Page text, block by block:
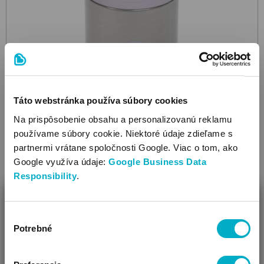
Táto webstránka používa súbory cookies
Na prispôsobenie obsahu a personalizovanú reklamu
používame súbory cookie. Niektoré údaje zdieľame s
partnermi vrátane spoločnosti Google. Viac o tom, ako
Google využíva údaje: Google Business Data
Responsibility.
súhlasu
Potrebné
LÄSSIG
Happy Rascals 315 ml termoobal